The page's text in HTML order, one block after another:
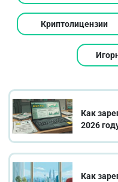
Криптолицензии
Как
2026
Как